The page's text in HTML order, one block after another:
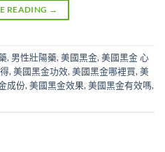
READING →
, 男性壯陽藥, 美國黑金, 美國黑金 心
, 美國黑金功效, 美國黑金哪裡買, 美
成份, 美國黑金效果, 美國黑金有效嗎,